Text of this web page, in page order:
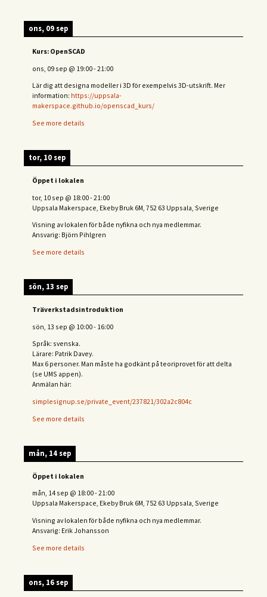
ons, 09 sep
Kurs: OpenSCAD
ons, 09 sep @ 19:00-21:00
Lär dig att designa modeller i 3D för exempelvis 3D-utskrift. Mer
information: https://uppsala-
makerspace.github.io/openscad_kurs/
See more details
tor, 10 sep
Öppet i lokalen
tor, 10 sep @ 18:00-21:00
Uppsala Makerspace, Ekeby Bruk 6M, 752 63 Uppsala, Sverige
Visning av lokalen för både nyfikna och nya medlemmar.
Ansvarig: Björn Pihlgren
See more details
sön, 13 sep
Träverkstadsintroduktion
sön, 13 sep @ 10:00- 16:00
Språk: svenska.
Lärare: Patrik Davey.
Max 6 personer. Man måste ha godkänt på teoriprovet för att delta
(se UMS appen).
Anmälan här:
simplesignup.se/private_event/237821/302a2c804c
See more details
mån, 14 sep
Öppet i lokalen
mån, 14 sep @ 18:00-21:00
Uppsala Makerspace, Ekeby Bruk 6M, 752 63 Uppsala, Sverige
Visning av lokalen för både nyfikna och nya medlemmar.
Ansvarig: Erik Johansson
See more details
ons, 16 sep